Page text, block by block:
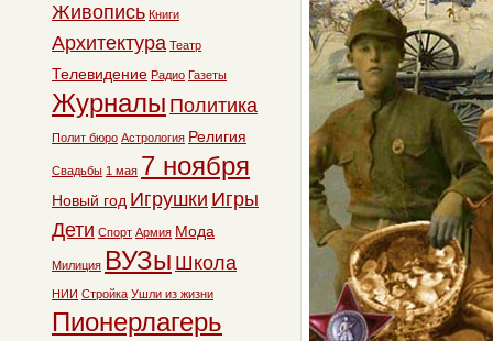
Живопись Книги
Архитектура Театр
Телевидение Радио Газеты
Журналы Политика
Полит бюро Астрология Религия
Свадьбы 1 мая 7 ноября
Новый год Игрушки Игры
Дети Спорт Армия Мода
Милиция ВУЗы Школа
НИИ Стройка Ушли из жизни
Пионерлагерь